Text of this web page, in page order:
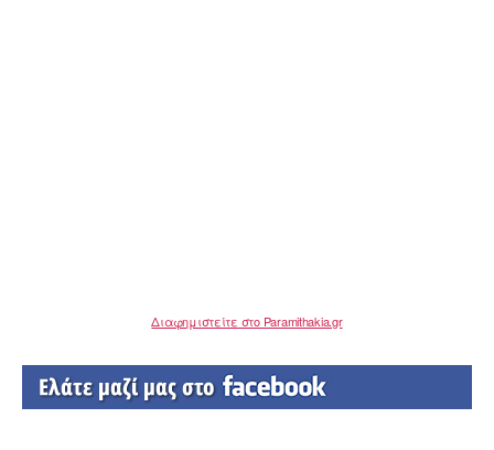
Διαφημιστείτε στο Paramithakia.gr